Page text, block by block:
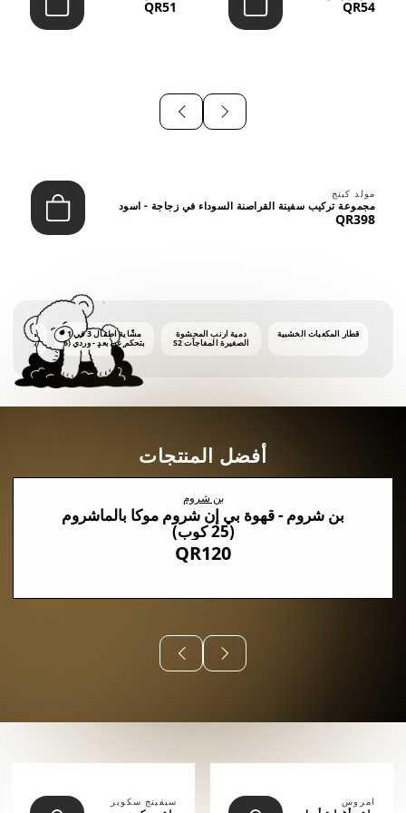
QR54
QR51
مولد كينج
مجموعة تركيب سفينة القراصنة السوداء في زجاجة - اسود
QR398
قطار المكعبات الخشبية
دمية أرنب المحشوة
الصغيرة المفاجآت S2
مشّاية أطفال 3 في 1
بتحكم عن بعد - وردي (6
أشهر فأكثر)
ماكينة
أفضل المنتجات
بن شروم
بن شروم - قهوة بي إن شروم موكا بالماشروم
(25 كوب)
QR120
امروس سيفينج سكوير